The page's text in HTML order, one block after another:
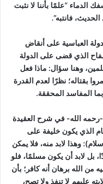
“علمًا بأننا لا نثبت
فانتبه”.
العباسية على أنقاض
الذي قضى على الدولة
وهنا سؤال: ماذا فعل
بقتاله؛ نظرًا لعدم القدرة
المفاسد المحققة.
رحمه الله- في شرح العقيدة
الذي يكون خليفة على
وهذا لابد منه، فلا يمكن
بل لابد أن يكون مسلمًا، فلو
من الله برهان أنه كافر؛ بأن
عليهم لا تنفذ ولا تصح،